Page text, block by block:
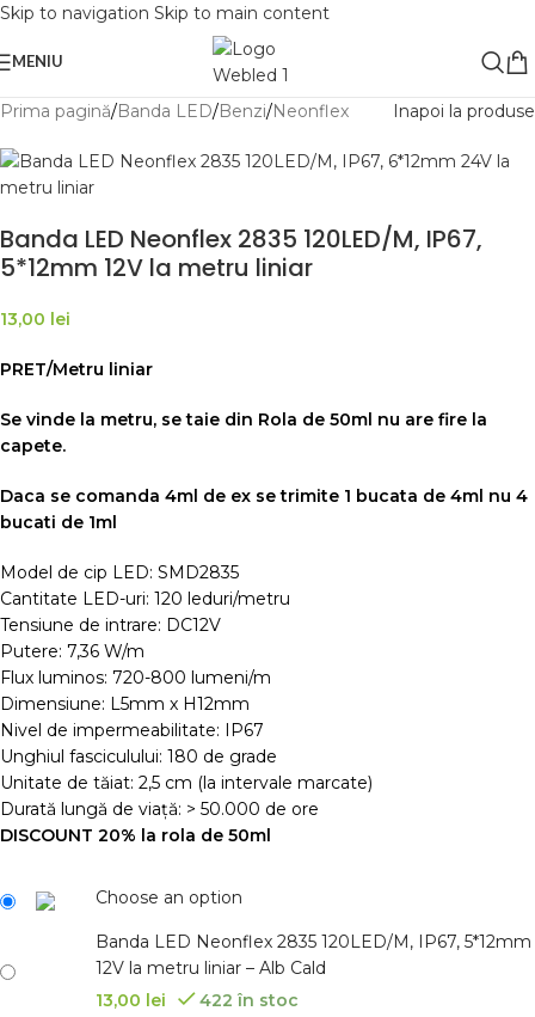
Skip to navigation Skip to main content
MENIU
Prima pagină/Banda LED/Benzi/Neonflex Inapoi la produse
Banda LED Neonflex 2835 120LED/M, IP67,
5*12mm 12V la metru liniar
13,00 lei
PRET/Metru liniar
Se vinde la metru, se taie din Rola de 50ml nu are fire la
capete.
Daca se comanda 4ml de ex se trimite 1 bucata de 4ml nu 4
bucati de 1ml
Model de cip LED: SMD2835
Cantitate LED-uri: 120 leduri/metru
Tensiune de intrare: DC12V
Putere: 7,36 W/m
Flux luminos: 720-800 lumeni/m
Dimensiune: L5mm x H12mm
Nivel de impermeabilitate: IP67
Unghiul fasciculului: 180 de grade
Unitate de tăiat: 2,5 cm (la intervale marcate)
Durată lungă de viață: > 50.000 de ore
DISCOUNT 20% la rola de 50ml
Choose an option
Banda LED Neonflex 2835 120LED/M, IP67, 5*12mm
12V la metru liniar – Alb Cald
13,00 lei
422 în stoc